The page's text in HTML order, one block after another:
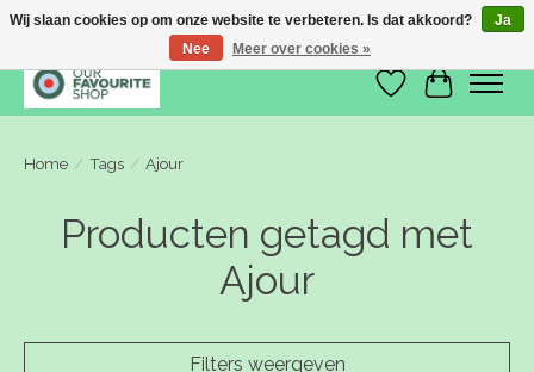
Verlanglijst
Home / Tags / Ajour
Producten getagd met
Ajour
Filters weergeven
Wij slaan cookies op om onze website te verbeteren. Is dat akkoord?
Ja
Nee
Meer over cookies »